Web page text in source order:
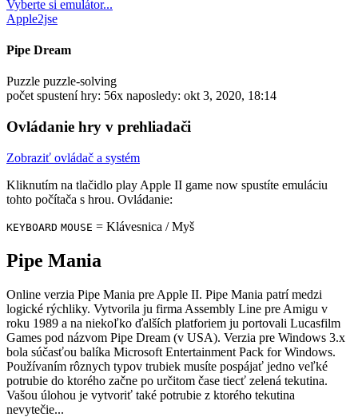
Vyberte si emulátor...
Apple2jse
Pipe Dream
Puzzle puzzle-solving
počet spustení hry: 56x naposledy: okt 3, 2020, 18:14
Ovládanie hry v prehliadači
Zobraziť ovládač a systém
Kliknutím na tlačidlo play Apple II game now spustíte emuláciu
tohto počítača s hrou. Ovládanie:
KEYBOARD MOUSE = Klávesnica / Myš
Pipe Mania
Online verzia Pipe Mania pre Apple II. Pipe Mania patrí medzi
logické rýchliky. Vytvorila ju firma Assembly Line pre Amigu v
roku 1989 a na niekoľko ďalších platforiem ju portovali Lucasfilm
Games pod názvom Pipe Dream (v USA). Verzia pre Windows 3.x
bola súčasťou balíka Microsoft Entertainment Pack for Windows.
Používaním rôznych typov trubiek musíte pospájať jedno veľké
potrubie do ktorého začne po určitom čase tiecť zelená tekutina.
Vašou úlohou je vytvoriť také potrubie z ktorého tekutina
nevytečie...